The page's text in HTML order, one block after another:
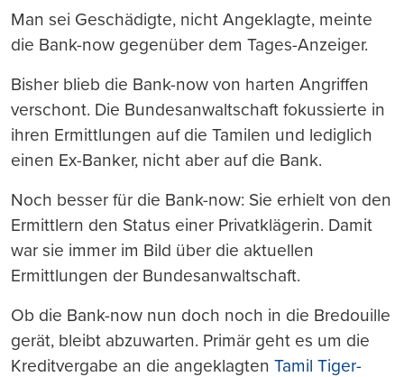
Man sei Geschädigte, nicht Angeklagte, meinte
die Bank-now gegenüber dem Tages-Anzeiger.
Bisher blieb die Bank-now von harten Angriffen
verschont. Die Bundesanwaltschaft fokussierte in
ihren Ermittlungen auf die Tamilen und lediglich
einen Ex-Banker, nicht aber auf die Bank.
Noch besser für die Bank-now: Sie erhielt von den
Ermittlern den Status einer Privatklägerin. Damit
war sie immer im Bild über die aktuellen
Ermittlungen der Bundesanwaltschaft.
Ob die Bank-now nun doch noch in die Bredouille
gerät, bleibt abzuwarten. Primär geht es um die
Kreditvergabe an die angeklagten Tamil Tiger-